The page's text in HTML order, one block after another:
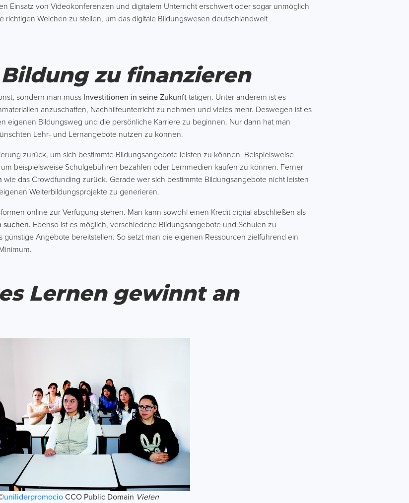
Einsatz von Videokonferenzen und digitalem Unterricht erschwert oder sogar unmöglich
richtigen Weichen zu stellen, um das digitale Bildungswesen deutschlandweit
zu finanzieren
sondern man muss Investitionen in seine Zukunft tätigen. Unter anderem ist es
anzuschaffen, Nachhilfeunterricht zu nehmen und vieles mehr. Deswegen ist es
eigenen Bildungsweg und die persönliche Karriere zu beginnen. Nur dann hat man
Lehr- und Lernangebote nutzen zu können.
zurück, um sich bestimmte Bildungsangebote leisten zu können. Beispielsweise
um beispielsweise Schulgebühren bezahlen oder Lernmedien kaufen zu können. Ferner
wie das Crowdfunding zurück. Gerade wer sich bestimmte Bildungsangebote nicht leisten
Weiterbildungsprojekte zu generieren.
online zur Verfügung stehen. Man kann sowohl einen Kredit digital abschließen als
suchen. Ebenso ist es möglich, verschiedene Bildungsangebote und Schulen zu
Angebote bereitstellen. So setzt man die eigenen Ressourcen zielführend ein
Lernen gewinnt an
uniliderpromocio CCO Public Domain Vielen